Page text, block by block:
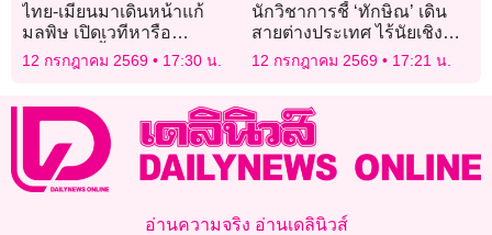
ไทย-เมียนมาเดินหน้าแก้
มลพิษ เปิดเวทีหารือ
‘อาเซียน’ ฟื้นสันติภาพในเมีย
12 กรกฎาคม 2569 17:30 น.
นักวิชาการชี้ ‘ทักษิณ’ เดิน
สายต่างประเทศ ไร้นัยเชิง
นโยบาย เหตุอำนาจบริหาร
‘อยู่ที่รัฐบาล’
12 กรกฎาคม 2569 17:21 น.
อ่านความจริง อ่านเดลินิวส์